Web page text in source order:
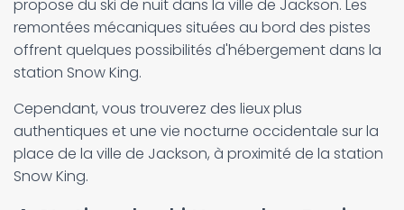
propose du ski de nuit dans la ville de Jackson. Les
remontées mécaniques situées au bord des pistes
offrent quelques possibilités d'hébergement dans la
station Snow King.
Cependant, vous trouverez des lieux plus
authentiques et une vie nocturne occidentale sur la
place de la ville de Jackson, à proximité de la station
Snow King.